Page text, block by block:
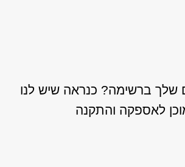
ברשימה? כנראה שיש לנו
לאספקה והתקנה